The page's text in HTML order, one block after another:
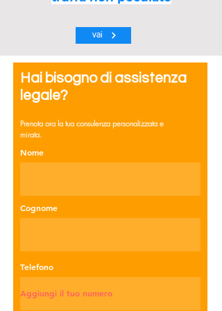
vai
Hai bisogno di assistenza
legale?
Prenota ora la tua consulenza personalizzata e
mirata.
Nome
Cognome
Telefono